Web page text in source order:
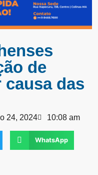
de
causa das
24, 2024 10:08 am
WhatsApp